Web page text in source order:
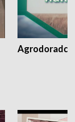
Agrodoradcy